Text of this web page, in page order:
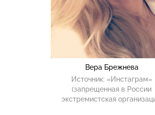
Вера Брежнева
Источник: «Инстаграм»
(запрещенная в России
экстремистская